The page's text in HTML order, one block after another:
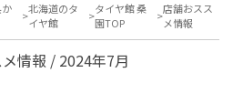
北海道のタ
イヤ館
タイヤ館 桑
園TOP
店舗おスス
メ情報
情報 / 2024年7月